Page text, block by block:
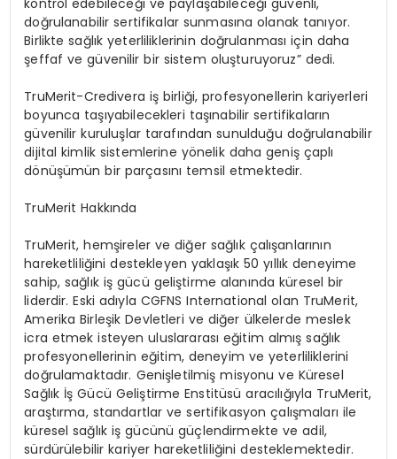
doğrulanabilir sertifikalar sunmasına olanak tanıyor.
Birlikte sağlık yeterliliklerinin doğrulanmasıiçin daha
şeffaf ve güvenilir bir sistem oluşturuyoruz” dedi.
TruMerit-Credivera işbirliği, profesyonellerin kariyerleri
boyunca taşıyabilecekleri taşınabilir sertifikaların
güvenilir kuruluşlar tarafından sunulduğu doğrulanabilir
dijital kimlik sistemlerine yönelik daha geniş çaplı
dönüşümün bir parçasını temsil etmektedir.
TruMerit Hakkında
TruMerit, hemşireler ve diğer sağlık çalışanlarının
hareketliliğini destekleyen yaklaşık 50 yıllık deneyime
sahip, sağlık işgücü geliştirme alanında küresel bir
liderdir. Eski adıyla CGFNS International olan TruMerit,
Amerika Birleşik Devletleri ve diğer ülkelerde meslek
icra etmek isteyen uluslararasıeğitim almışsağlık
profesyonellerinin eğitim, deneyim ve yeterliliklerini
doğrulamaktadır. Genişletilmişmisyonu ve Küresel
Sağlık İşGücü Geliştirme Enstitüsüaracılığıyla TruMerit,
araştırma, standartlar ve sertifikasyonçalışmaları ile
küresel sağlık işgücünügüçlendirmekte ve adil,
sürdürülebilir kariyer hareketliliğini desteklemektedir.